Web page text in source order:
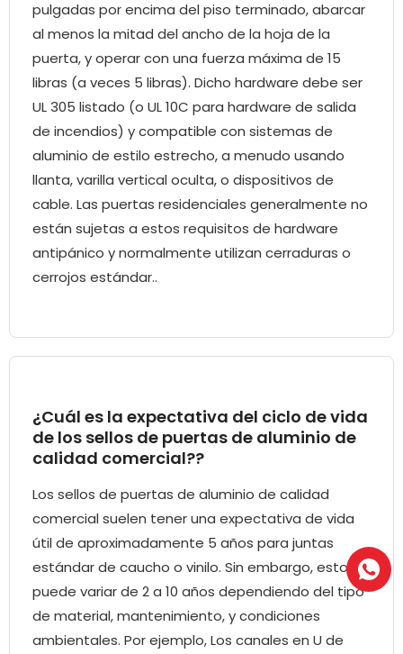
pulgadas por encima del piso terminado, abarcar
al menos la mitad del ancho de la hoja de la
puerta, y operar con una fuerza máxima de 15
libras (a veces 5 libras). Dicho hardware debe ser
UL 305 listado (o UL 10C para hardware de salida
de incendios) y compatible con sistemas de
aluminio de estilo estrecho, a menudo usando
llanta, varilla vertical oculta, o dispositivos de
cable. Las puertas residenciales generalmente no
están sujetas a estos requisitos de hardware
antipánico y normalmente utilizan cerraduras o
cerrojos estándar..
¿Cuál es la expectativa del ciclo de vida
de los sellos de puertas de aluminio de
calidad comercial??
Los sellos de puertas de aluminio de calidad
comercial suelen tener una expectativa de vida
útil de aproximadamente 5 años para juntas
estándar de caucho o vinilo. Sin embargo, esto
puede variar de 2 a 10 años dependiendo del tipo
de material, mantenimiento, y condiciones
ambientales. Por ejemplo, Los canales en U de